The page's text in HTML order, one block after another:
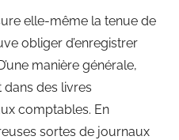
elle-même la tenue de
obliger d’enregistrer
manière générale,
dans des livres
comptables. En
sortes de journaux